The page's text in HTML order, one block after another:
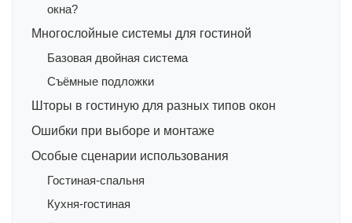
окна?
Многослойные системы для гостиной
Базовая двойная система
Съёмные подложки
Шторы в гостиную для разных типов окон
Ошибки при выборе и монтаже
Особые сценарии использования
Гостиная-спальня
Кухня-гостиная